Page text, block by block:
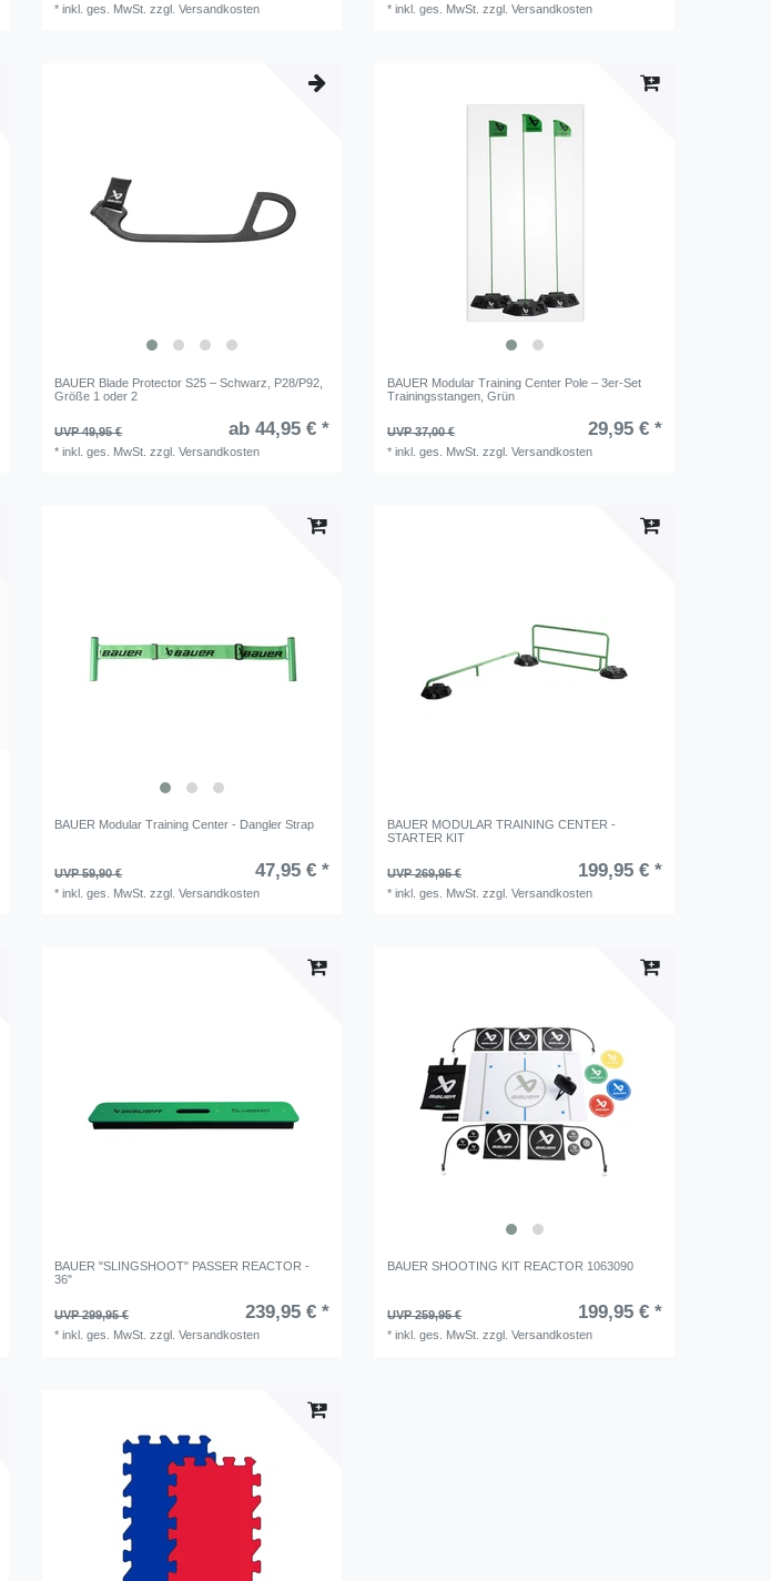
*inkl. ges. MwSt. zzgl.Versandkosten *inkl. ges. MwSt. zzgl.Versandkosten
BAUER Blade Protector S25 – Schwarz, P28/P92,
Größe 1 oder 2
UVP 49,95 € ab 44,95 € *
*inkl. ges. MwSt. zzgl.Versandkosten
BAUER Modular Training Center Pole – 3er-Set
Trainingsstangen, Grün
UVP 37,00 € 29,95 € *
*inkl. ges. MwSt. zzgl.Versandkosten
BAUER Modular Training Center - Dangler Strap
UVP 59,90 € 47,95 € *
*inkl. ges. MwSt. zzgl.Versandkosten
BAUER MODULAR TRAINING CENTER -
STARTER KIT
UVP 269,95 € 199,95 € *
*inkl. ges. MwSt. zzgl.Versandkosten
BAUER "SLINGSHOOT" PASSER REACTOR -
36"
UVP 299,95 € 239,95 € *
*inkl. ges. MwSt. zzgl.Versandkosten
BAUER SHOOTING KIT REACTOR 1063090
UVP 259,95 € 199,95 € *
*inkl. ges. MwSt. zzgl.Versandkosten